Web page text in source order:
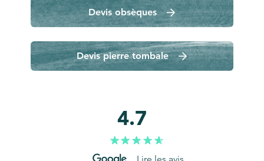
Devis obsèques
Devis pierre tombale
4.7